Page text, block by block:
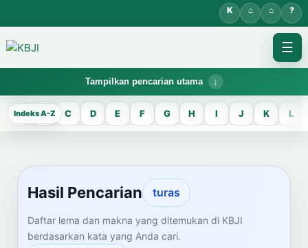
☰
Tampilkan pencarian utama
KBJI WORKSPACE
Hasil Pencarian
Temukan lema Jawa dan maknanya dalam bahasa Indonesia saat
mengelola data Kamus Bahasa Jawa-Indonesia.
CARI LEMA JAWA
Masukkan kata Jawa
A B C D E F G H I J K L
Hasil Pencarian turas
Daftar lema dan makna yang ditemukan di KBJI
berdasarkan kata yang Anda cari.